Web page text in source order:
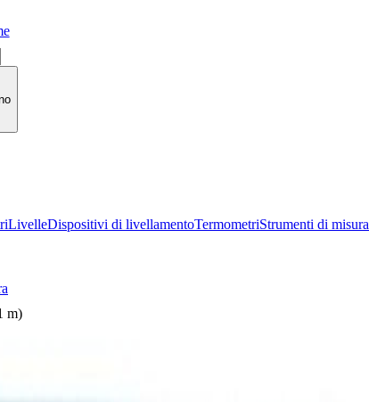
LivelleDispositivi di livellamentoTermometriStrumenti di misura
m)